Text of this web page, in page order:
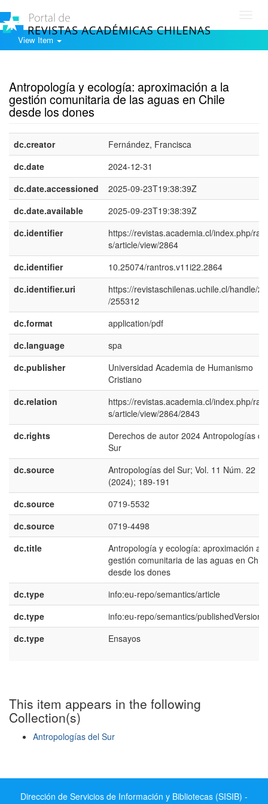
View Item
Antropología y ecología: aproximación a la
gestión comunitaria de las aguas en Chile
desde los dones
dc.creator
Fernández, Francisca
dc.date
2024-12-31
dc.date.accessioned
2025-09-23T19:38:39Z
dc.date.available
2025-09-23T19:38:39Z
dc.identifier
https://revistas.academia.cl/index.php/
s/article/view/2864
dc.identifier
10.25074/rantros.v11i22.2864
dc.identifier.uri
https://revistaschilenas.uchile.cl/handle/
/255312
dc.format
application/pdf
dc.language
spa
dc.publisher
Universidad Academia de Humanismo
Cristiano
dc.relation
https://revistas.academia.cl/index.php/
s/article/view/2864/2843
dc.rights
Derechos de autor 2024 Antropologías
Sur
dc.source
Antropologías del Sur; Vol. 11 Núm. 22
(2024); 189-191
dc.source
0719-5532
dc.source
0719-4498
dc.title
Antropología y ecología: aproximación a
gestión comunitaria de las aguas en Chile
desde los dones
dc.type
info:eu-repo/semantics/article
dc.type
info:eu-repo/semantics/publishedVersion
dc.type
Ensayos
This item appears in the following
Collection(s)
Antropologías del Sur
Dirección de Servicios de Información y Bibliotecas (SISIB) -